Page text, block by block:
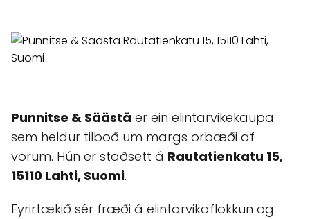
Punnitse & Säästä er ein elintarvikekaupa
sem heldur tilboð um margs orbæði af
vörum. Hún er staðsett á Rautatienkatu 15,
15110 Lahti, Suomi.
Fyrirtækið sér fræði á elintarvikaflokkun og